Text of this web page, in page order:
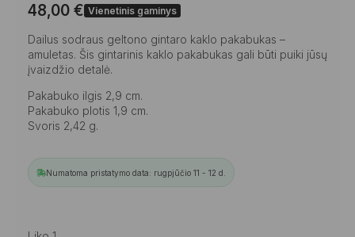
48,00 € Vienetinis gaminys
Dailus sodraus geltono gintaro kaklo pakabukas –
amuletas. Šis gintarinis kaklo pakabukas gali būti puiki jūsų
įvaizdžio detalė.
Pakabuko ilgis 2,9 cm.
Pakabuko plotis 1,9 cm.
Svoris 2,42 g.
Numatoma pristatymo data: rugpjūčio 11 - 12 d.